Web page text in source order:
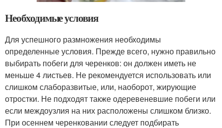
Необходимые условия
Для успешного размножения необходимы
определенные условия. Прежде всего, нужно правильно
выбирать побеги для черенков: он должен иметь не
меньше 4 листьев. Не рекомендуется использовать или
слишком слаборазвитые, или, наоборот, жирующие
отростки. Не подходят также одеревеневшие побеги или
если междоузлия на них расположены слишком близко.
При осеннем черенковании следует подбирать